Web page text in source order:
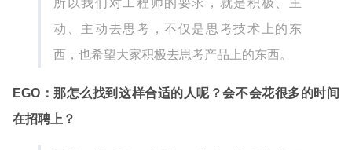
所以我们对工程师的要求，就是积极、主
动、主动去思考，不仅是思考技术上的东
西，也希望大家积极去思考产品上的东西。
EGO：那怎么找到这样合适的人呢？会不会花很多的时间
在招聘上？